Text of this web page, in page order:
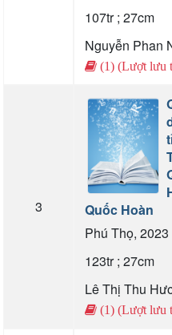
107tr ; 27cm
Nguyễn Phan
(1) (Lượt lưu
3
Quốc Hoàn
Phú Thọ, 2023
123tr ; 27cm
Lê Thị Thu
(1) (Lượt lưu